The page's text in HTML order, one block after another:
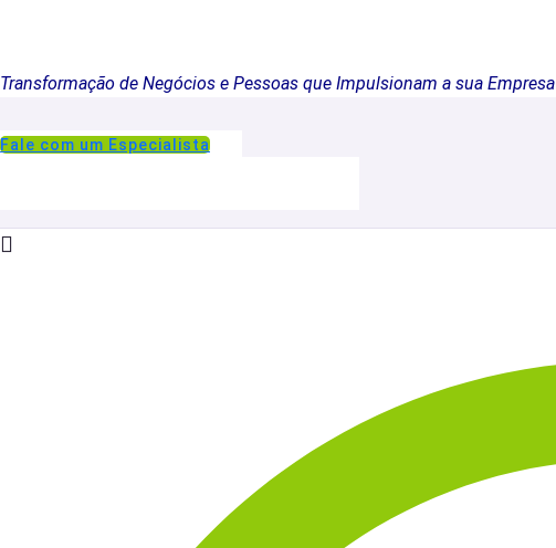
Transformação de Negócios e Pessoas que Impulsionam a sua Empresa
Fale com um Especialista